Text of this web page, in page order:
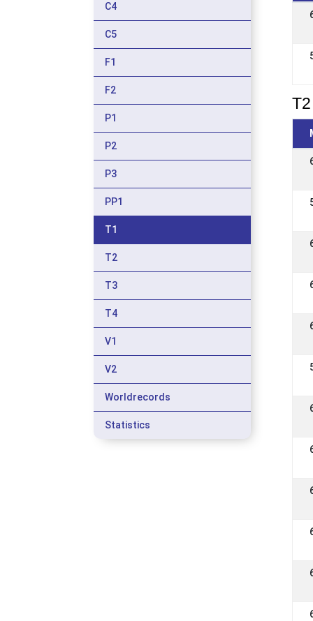
C4
C5
F1
F2
P1
P2
P3
PP1
T1
T2
T3
T4
V1
V2
Worldrecords
Statistics